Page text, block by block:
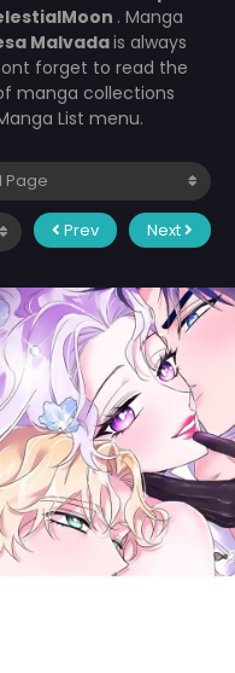
. Manga
Malvadais always
forget to read the
manga collections
List menu.
Prev Next